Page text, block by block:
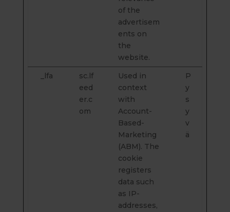
of the
advertisem
ents on
the
website.
_lfa
sc.lf
eed
er.c
om
Used in
context
with
Account-
Based-
Marketing
(ABM). The
cookie
registers
data such
as IP-
addresses,
P
y
s
y
v
ä